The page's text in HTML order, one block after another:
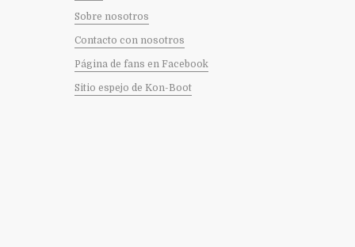
Sobre nosotros
Contacto con nosotros
Página de fans en Facebook
Sitio espejo de Kon-Boot